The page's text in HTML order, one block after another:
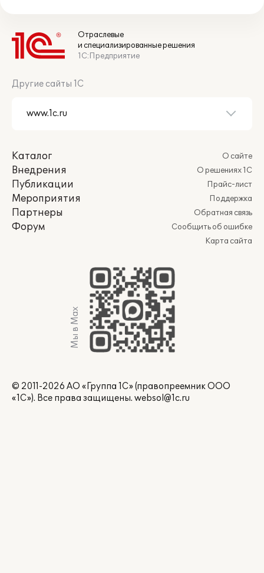
Отраслевые
и специализированные решения
1С:Предприятие
Другие сайты 1С
Каталог
Внедрения
Публикации
Мероприятия
Партнеры
Форум
О сайте
О решениях 1С
Прайс-лист
Поддержка
Обратная связь
Сообщить об ошибке
Карта сайта
Мы в Max
© 2011-2026 АО «Группа 1С» (правопреемник ООО
«1С»). Все права защищены. websol@1c.ru